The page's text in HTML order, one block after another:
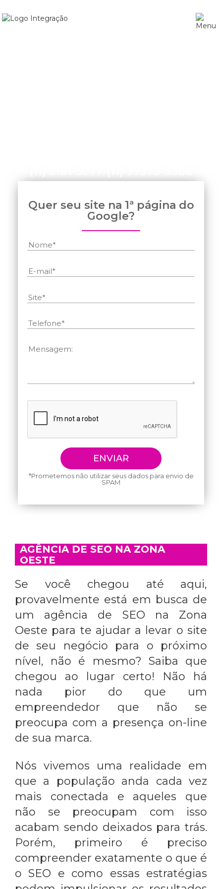
*Prometemos não utilizar seus dados para envio de
SPAM
AGÊNCIA DE SEO NA ZONA
OESTE
Se você chegou até aqui,
provavelmente está em busca de
um agência de SEO na Zona
Oeste para te ajudar a levar o site
de seu negócio para o próximo
nível, não é mesmo? Saiba que
chegou ao lugar certo! Não há
nada pior do que um
empreendedor que não se
preocupa com a presença on-line
de sua marca.
Nós vivemos uma realidade em
que a população anda cada vez
mais conectada e aqueles que
não se preocupam com isso
acabam sendo deixados para trás.
Porém, primeiro é preciso
compreender exatamente o que é
o SEO e como essas estratégias